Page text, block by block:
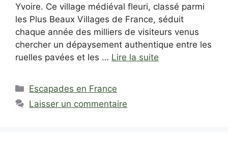
Yvoire. Ce village médiéval fleuri, classé parmi
les Plus Beaux Villages de France, séduit
chaque année des milliers de visiteurs venus
chercher un dépaysement authentique entre les
ruelles pavées et les … Lire la suite
Catégories
Escapades en France
Laisser un commentaire